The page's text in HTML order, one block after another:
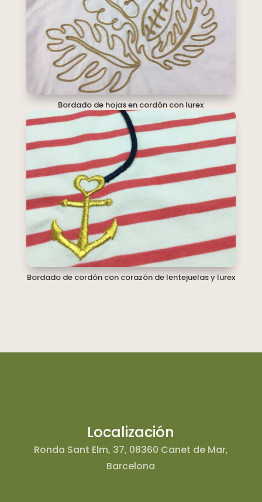
Bordado de hojas en cordón con lurex
Bordado de cordón con corazón de lentejuelas y lurex
Localización
Ronda Sant Elm, 37, 08360 Canet de Mar,
Barcelona